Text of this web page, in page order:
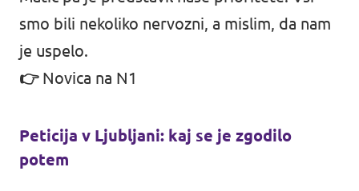
smo bili nekoliko nervozni, a mislim, da nam
je uspelo.
👉 Novica na N1
Peticija v Ljubljani: kaj se je zgodilo
potem